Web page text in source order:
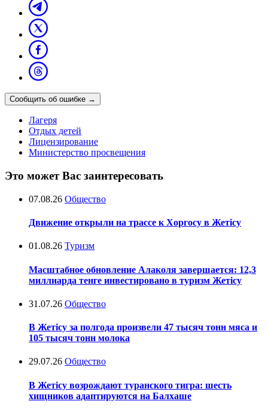
Сообщить об ошибке →
Лагеря
Отдых детей
Лицензирование
Министерство просвещения
Это может Вас заинтересовать
07.08.26 Общество
Движение открыли на трассе к Хоргосу в Жетісу
01.08.26 Туризм
Масштабное обновление Алаколя завершается: 12,3
миллиарда тенге инвестировано в туризм Жетісу
31.07.26 Общество
В Жетісу за полгода произвели 47 тысяч тонн мяса и
105 тысяч тонн молока
29.07.26 Общество
В Жетісу возрождают туранского тигра: шесть
хищников адаптируются на Балхаше